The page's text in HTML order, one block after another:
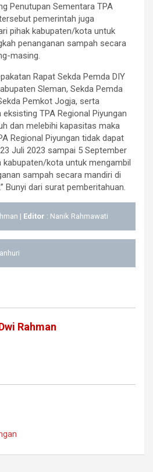
Penutupan Sementara TPA
pemerintah juga
pihak kabupaten/kota untuk
penanganan sampah secara
masing.
Rapat Sekda Pemda DIY
Sleman, Sekda Pemda
Pemkot Jogja, serta
TPA Regional Piyungan
dan melebihi kapasitas maka
Regional Piyungan tidak dapat
Juli 2023 sampai 5 September
kabupaten/kota untuk mengambil
sampah secara mandiri di
Bunyi dari surat pemberitahuan.
| Editor : Nanik Rahmawati
Rahman